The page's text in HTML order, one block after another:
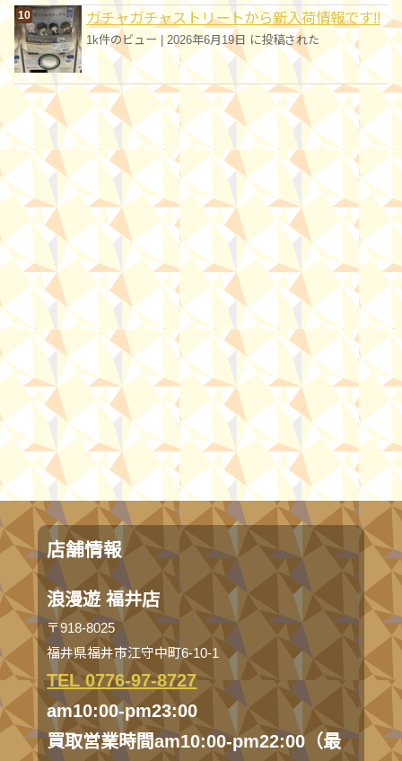
ガチャガチャストリートから新入荷情報です!!
1k件のビュー|2026年6月19日 に投稿された
店舗情報
浪漫遊 福井店
〒918-8025
福井県福井市江守中町6-10-1
TEL 0776-97-8727
am10:00-pm23:00
買取営業時間am10:00-pm22:00（最